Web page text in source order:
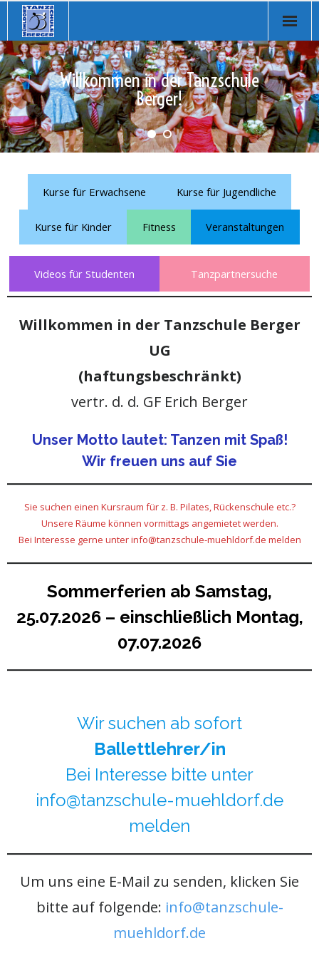
Homepage
Über uns
Tanzkurse
Online Kurse
Store
Kontakt
Willkommen in der Tanzschule
Berger!
Kurse für Erwachsene Kurse für Jugendliche
Kurse für Kinder Fitness Veranstaltungen
Videos für Studenten Tanzpartnersuche
Willkommen in der Tanzschule Berger
UG
(haftungsbeschränkt)
vertr. d. d. GF Erich Berger
Unser Motto lautet: Tanzen mit Spaß!
Wir freuen uns auf Sie
Sie suchen einen Kursraum für z. B. Pilates, Rückenschule etc.?
Unsere Räume können vormittags angemietet werden.
Bei Interesse gerne unter info@tanzschule-muehldorf.de melden
Sommerferien ab Samstag,
25.07.2026 – einschließlich Montag,
07.07.2026
Wir suchen ab sofort
Ballettlehrer/in
Bei Interesse bitte unter
info@tanzschule-muehldorf.de
melden
Um uns eine E-Mail zu senden, klicken Sie
bitte auf folgende: info@tanzschule-
muehldorf.de